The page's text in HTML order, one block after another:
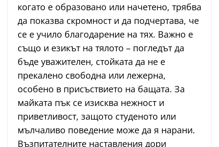
когато е образовано или начетено, трябва
да показва скромност и да подчертава, че
се е учило благодарение на тях. Важно е
също и езикът на тялото – погледът да
бъде уважителен, стойката да не е
прекалено свободна или лежерна,
особено в присъствието на бащата. За
майката пък се изисква нежност и
приветливост, защото студеното или
мълчаливо поведение може да я нарани.
Възпитателните наставления дори